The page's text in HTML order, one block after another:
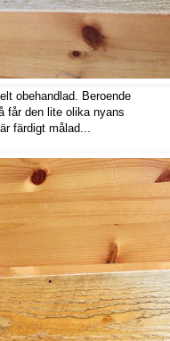
obehandlad. Beroende
får den lite olika nyans
färdigt målad...